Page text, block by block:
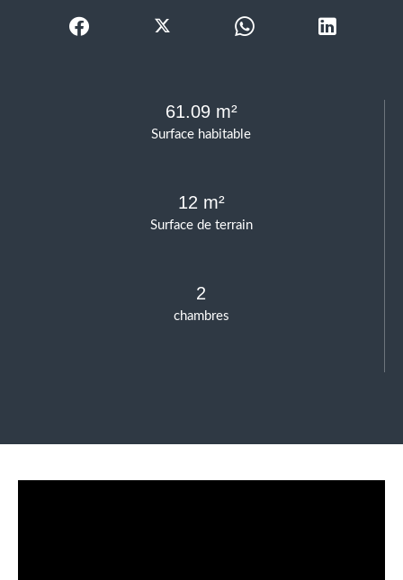
Surface habitable
61.09 m²
Surface de terrain
12 m²
chambres
2